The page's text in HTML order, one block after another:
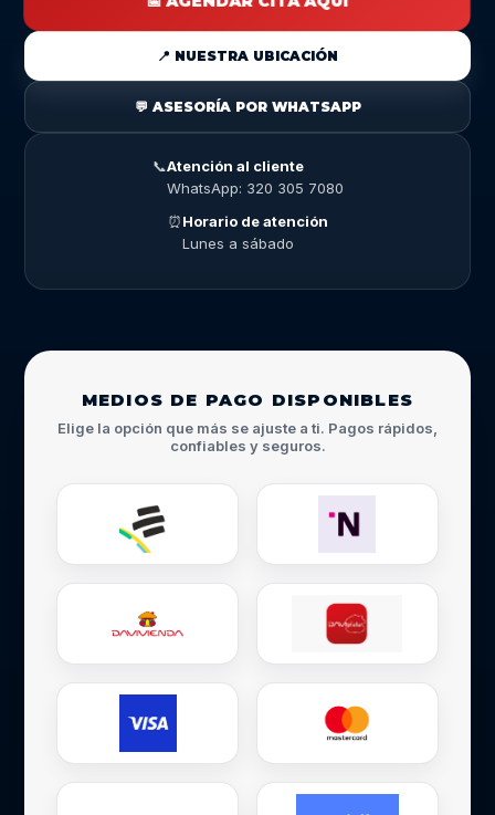
📍 NUESTRA UBICACIÓN
💬 ASESORÍA POR WHATSAPP
📞Atención al cliente
WhatsApp: 320 305 7080
⏰Horario de atención
Lunes a sábado
MEDIOS DE PAGO DISPONIBLES
Elige la opción que más se ajuste a ti. Pagos rápidos,
confiables y seguros.